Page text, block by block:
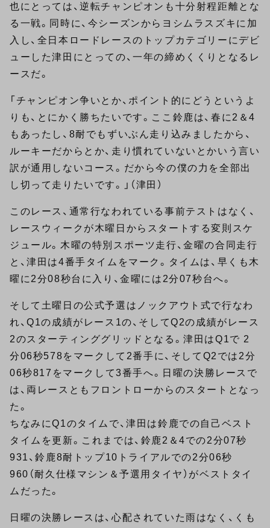
也にとっては、逆転チャンピオンも十分射程距離とな
る一戦。同時に、今シーズンからヨシムラスズキに加
入し、全日本ロードレースのトップカテゴリーにデビ
ューした津田にとっての、一年の締めくくりとなるレ
ースだ。
「チャンピオン争いとか、ポイント的にどうというよ
りも、とにかく勝ちたいです。ここ鈴鹿は、春に2＆4
もあったし、8耐でもずいぶん走り込みましたから、
ルーキーだからとか、走り慣れていないとかいう言い
訳が通用しないコース。だから今の僕の力を全部出
し切って走りたいです。」（津田）
このレース、通常行なわれている事前テストはなく、
レースウィークが木曜日からスタートする変則スケ
ジュール。木曜の特別スポーツ走行、金曜の合同走行
と、津田は4番手タイムをマーク。タイムは、早くも木
曜に2分08秒台に入り、金曜には2分07秒台へ。
そして土曜日の公式予選はノックアウト式で行なわ
れ、Q1の成績がレース1の、そしてQ2の成績がレース
2のスターティンググリッドとなる。津田はQ1で 2
分06秒578をマークして2番手に、そしてQ2では2分
06秒817をマークして3番手へ。日曜の決勝レースで
は、両レースともフロントローからのスタートとなっ
た。
ちなみにQ1のタイムで、津田は鈴鹿での自己ベスト
タイムを更新。これまでは、鈴鹿2＆4での2分07秒
931、鈴鹿8耐トップ10トライアルでの2分06秒
960（耐久仕様マシン＆予選用タイヤ）がベストタイ
ムだった。
日曜の決勝レースは、心配されていた雨はなく、くも